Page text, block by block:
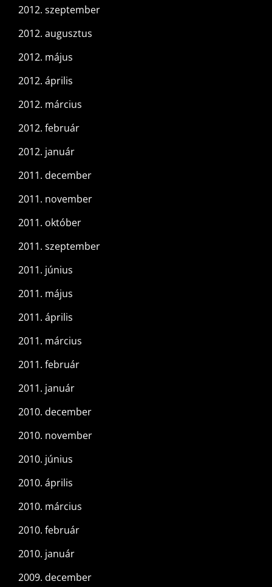
2012. szeptember
2012. augusztus
2012. május
2012. április
2012. március
2012. február
2012. január
2011. december
2011. november
2011. október
2011. szeptember
2011. június
2011. május
2011. április
2011. március
2011. február
2011. január
2010. december
2010. november
2010. június
2010. április
2010. március
2010. február
2010. január
2009. december